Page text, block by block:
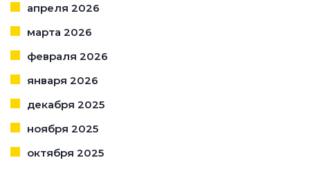
апреля 2026
марта 2026
февраля 2026
января 2026
декабря 2025
ноября 2025
октября 2025